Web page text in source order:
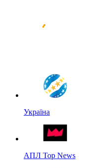
Україна
АПЛ Top News